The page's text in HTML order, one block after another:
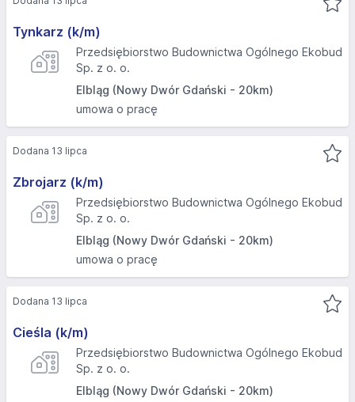
Tynkarz (k/m)
Przedsiębiorstwo Budownictwa Ogólnego Ekobud
Sp. z o. o.
Elbląg (Nowy Dwór Gdański - 20km)
umowa o pracę
Zbrojarz (k/m)
Przedsiębiorstwo Budownictwa Ogólnego Ekobud
Sp. z o. o.
Elbląg (Nowy Dwór Gdański - 20km)
umowa o pracę
Dodana 13 lipca
Cieśla (k/m)
Przedsiębiorstwo Budownictwa Ogólnego Ekobud
Sp. z o. o.
Elbląg (Nowy Dwór Gdański - 20km)
Dodana 13 lipca